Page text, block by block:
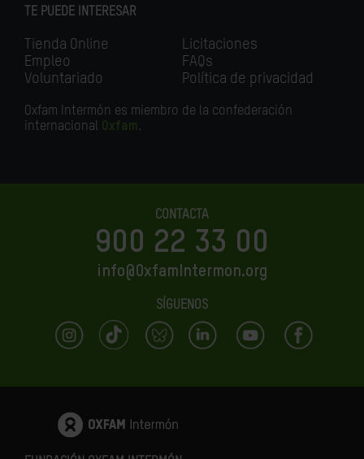
TE PUEDE INTERESAR
Tienda Online
Empleo
Voluntariado
Licitaciones
FAQs
Política de privacidad
Oxfam Intermón es miembro de la confederación
internacional Oxfam.
CONTACTA
900 22 33 00
info@OxfamIntermon.org
SÍGUENOS